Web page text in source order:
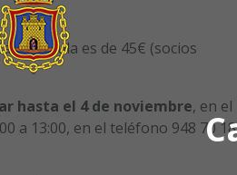
matrícula es de 45€ (socios
hasta el 4 de noviembre, en el
a 13:00, en el teléfono 948 70 18